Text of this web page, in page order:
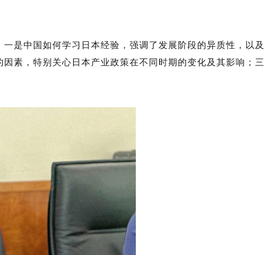
是中国如何学习日本经验，强调了发展阶段的异质性，以
素，特别关心日本产业政策在不同时期的变化及其影响；